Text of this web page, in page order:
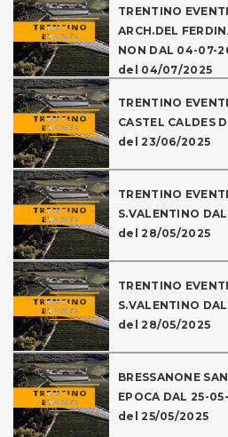
TRENTINO
ARCH.DEL
NON DAL 04-07-
del 04/07/2025
TRENTINO
CASTEL CALDES
del 23/06/2025
TRENTINO
S.VALENTINO
del 28/05/2025
TRENTINO
S.VALENTINO
del 28/05/2025
BRESSANONE
EPOCA DAL 25-
del 25/05/2025